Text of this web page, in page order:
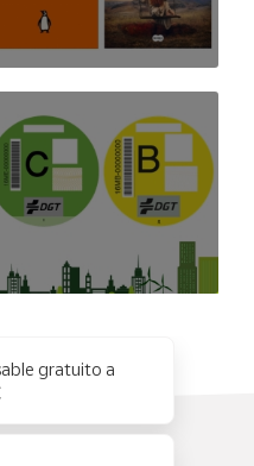
gratuito a